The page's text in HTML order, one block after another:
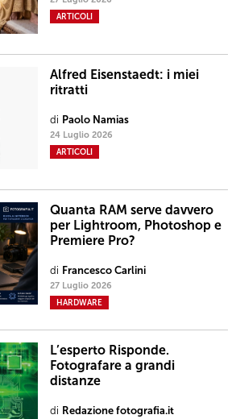
ARTICOLI
Alfred Eisenstaedt: i miei
ritratti
di Paolo Namias
24 Luglio 2026
ARTICOLI
Quanta RAM serve davvero
per Lightroom, Photoshop e
Premiere Pro?
di Francesco Carlini
27 Luglio 2026
HARDWARE
L’esperto Risponde.
Fotografare a grandi
distanze
di Redazione fotografia.it